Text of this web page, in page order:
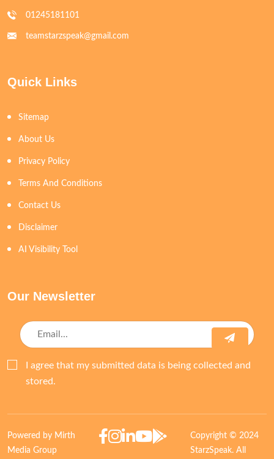
01245181101
teamstarzspeak@gmail.com
Quick Links
Sitemap
About Us
Privacy Policy
Terms And Conditions
Contact Us
Disclaimer
AI Visibility Tool
Our Newsletter
I agree that my submitted data is being collected and
stored.
Powered by Mirth
Media Group
Copyright © 2024
StarzSpeak. All